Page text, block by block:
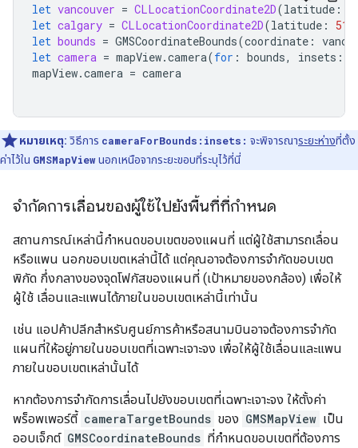
let vancouver = CLLocationCoordinate2D(latitude :
let calgary = CLLocationCoordinate2D(latitude :
let bounds = GMSCoordinateBounds(coordinate :
let camera = mapView.camera(for : bounds, insets :
mapView.camera = camera
หมายเหตุ: วิธีการ cameraForBounds:insets: จะพิจารณาระยะห่างที่ตั้ง
ค่าไว้ใน GMSMapViewนอกเหนือจากระยะขอบที่ระบุไว้ที่นี่
จำกัดการเลื่อนของผู้ใช้ไปยังพื้นที่ที่กำหนด
สถานการณ์เหล่านี้กำหนดขอบเขตของแผนที่ แต่ผู้ใช้สามารถเลื่อน
หรือแพน นอกขอบเขตเหล่านี้ได้ แต่คุณอาจต้องการจำกัดขอบเขต
พิกัด กึ่งกลางของจุดโฟกัสของแผนที่ (เป้าหมายของกล้อง) เพื่อให้
ผู้ใช้ เลื่อนและแพนได้ภายในขอบเขตเหล่านี้เท่านั้น
เช่น แอปค้าปลีกสำหรับศูนย์การค้าหรือสนามบินอาจต้องการจำกัด
แผนที่ให้อยู่ภายในขอบเขตที่เฉพาะเจาะจง เพื่อให้ผู้ใช้เลื่อนและแพน
ภายในขอบเขตเหล่านั้นได้
หากต้องการจำกัดการเลื่อนไปยังขอบเขตที่เฉพาะเจาะจง ให้ตั้งค่า
พร็อพเพอร์ตี้ cameraTargetBounds ของ GMSMapView เป็น
ออบเจ็กต์ GMSCoordinateBounds ที่กำหนดขอบเขตที่ต้องการ